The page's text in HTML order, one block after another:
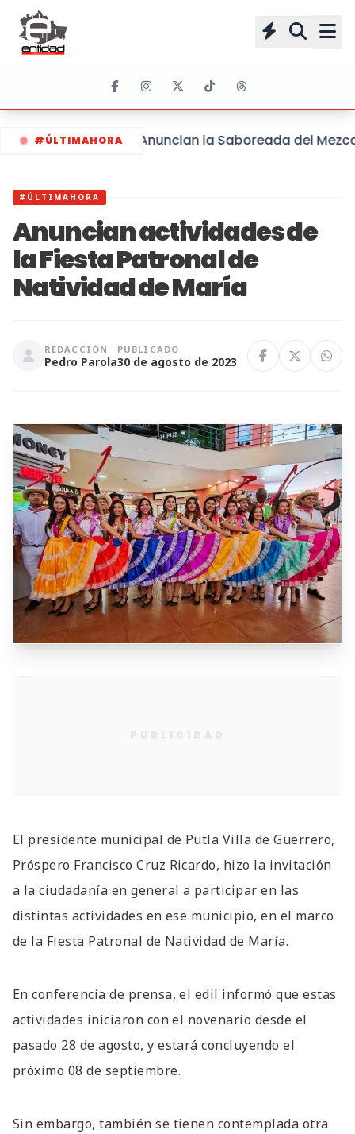
#ÚLTIMAHORA Anuncian la Saboreada del
#ÚLTIMAHORA
Anuncian actividades de
la Fiesta Patronal de
Natividad de María
REDACCIÓN
Pedro Parola
PUBLICADO
30 de agosto de 2023
El presidente municipal de Putla Villa de Guerrero,
Próspero Francisco Cruz Ricardo, hizo la invitación
a la ciudadanía en general a participar en las
distintas actividades en ese municipio, en el marco
de la Fiesta Patronal de Natividad de María.
En conferencia de prensa, el edil informó que estas
actividades iniciaron con el novenario desde el
pasado 28 de agosto, y estará concluyendo el
próximo 08 de septiembre.
Sin embargo, también se tienen contemplada otra